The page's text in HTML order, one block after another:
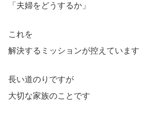
「夫婦をどうするか」
これを
解決するミッションが控えています
長い道のりですが
大切な家族のことです